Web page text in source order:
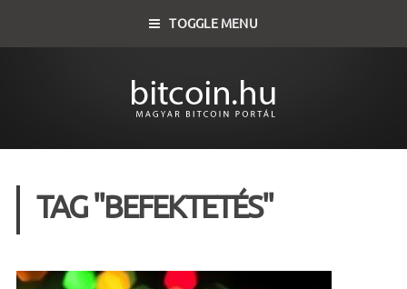
TOGGLE MENU
TAG "BEFEKTETÉS"